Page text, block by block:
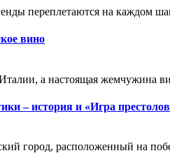
переплетаются на каждом
вино
а настоящая жемчужина
– история и «Игра
город, расположенный на